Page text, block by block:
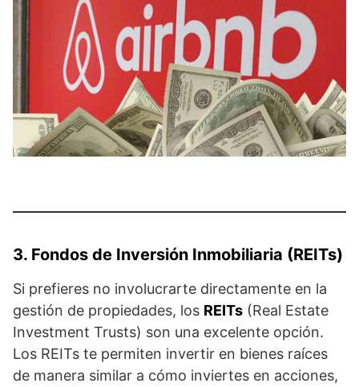
3. Fondos de Inversión Inmobiliaria (REITs)
Si prefieres no involucrarte directamente en la
gestión de propiedades, los REITs (Real Estate
Investment Trusts) son una excelente opción.
Los REITs te permiten invertir en bienes raíces
de manera similar a cómo inviertes en acciones,